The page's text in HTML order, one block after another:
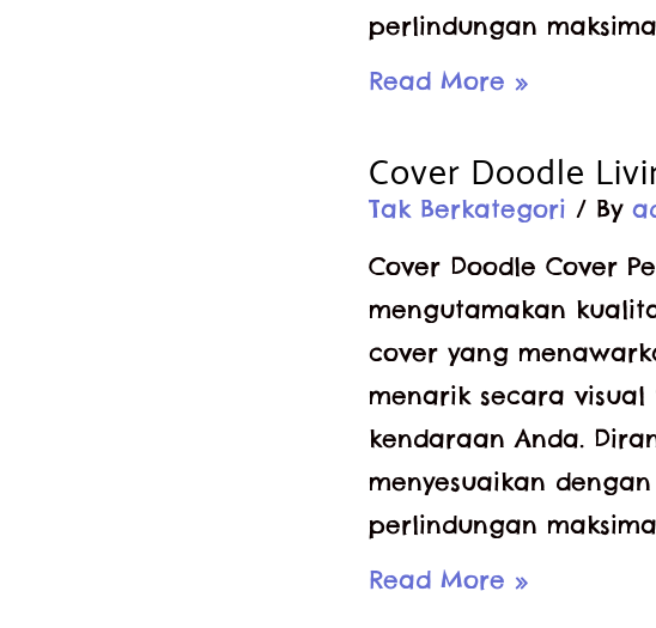
perlindungan
Cover
Vespa
Read More »
Cover Doodle
Tak Berkategori / By
Cover Doodle Cover
mengutamakan
cover yang
menarik secara
kendaraan Anda.
menyesuaikan
perlindungan
Cover
Read More »